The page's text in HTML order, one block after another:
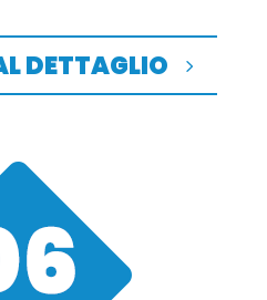
DETTAGLIO